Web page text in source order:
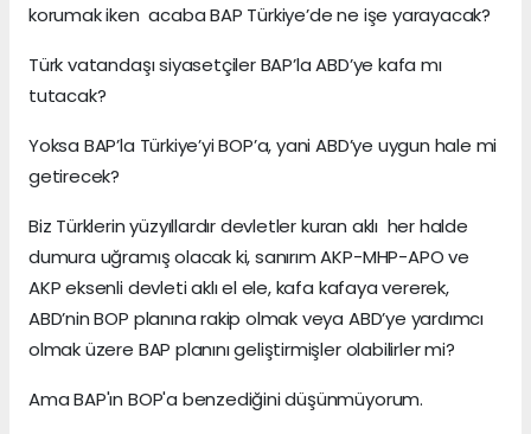
korumak iken acaba BAP Türkiye’de ne işe yarayacak?
Türk vatandaşı siyasetçiler BAP’la ABD’ye kafa mı
tutacak?
Yoksa BAP’la Türkiye’yi BOP’a, yani ABD’ye uygun hale mi
getirecek?
Biz Türklerin yüzyıllardır devletler kuran aklı her halde
dumura uğramış olacak ki, sanırım AKP-MHP-APO ve
AKP eksenli devleti aklı el ele, kafa kafaya vererek,
ABD’nin BOP planına rakip olmak veya ABD’ye yardımcı
olmak üzere BAP planını geliştirmişler olabilirler mi?
Ama BAP'ın BOP'a benzediğini düşünmüyorum.